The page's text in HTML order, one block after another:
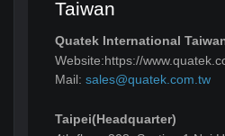
Taiwan
Quatek International
Website:https://
Mail: sales@quatek.com.tw
Taipei(Headquarter)